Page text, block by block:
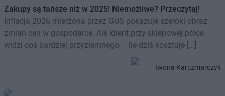
Zakupy są tańsze niż w 2025! Niemożliwe? Przeczytaj!
Inflacja 2026 mierzona przez GUS pokazuje szeroki obraz
zmian cen w gospodarce. Ale klient przy sklepowej półce
widzi coś bardziej przyziemnego – ile dziś kosztuje […]
Iwona Karczmarczyk